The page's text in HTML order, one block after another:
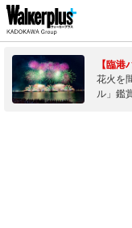
【臨港
花火を
ル」鑑